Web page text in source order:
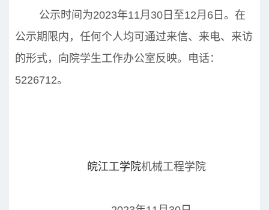
公示时间为2023年11月30日至12月6日。在
公示期限内，任何个人均可通过来信、来电、来访
的形式，向院学生工作办公室反映。电话：
5226712。
皖江工学院机械工程学院